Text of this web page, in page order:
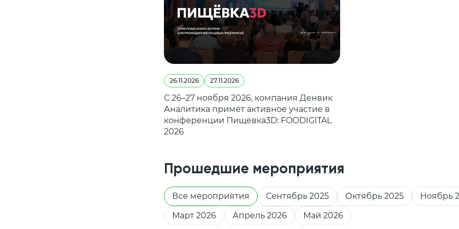
26.11.2026 27.11.2026
С 26–27 ноября 2026, компания Денвик
Аналитика примет активное участие в
конференции Пищёвка3D: FOODIGITAL
2026
Прошедшие мероприятия
Все мероприятия Сентябрь 2025 Октябрь 2025
Ноябрь
Март 2026
Апрель 2026 Май 2026